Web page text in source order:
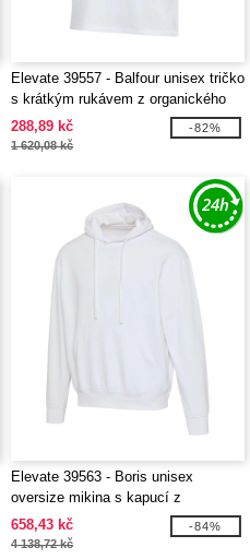
Elevate 39557 - Balfour unisex tričko
s krátkým rukávem z organického
OCS materiálu o gramáži 200 g/m²
288,89 kč
1 620,08 kč
-82%
Elevate 39563 - Boris unisex
oversize mikina s kapucí z
organického OCS materiálu o
gramáži 280 g/m2
658,43 kč
4 138,72 kč
-84%